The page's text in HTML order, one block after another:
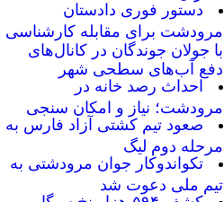
دستور فوری دادستان
مرودشت برای مقابله کارشناسی
با جولان جوندگان در کانال‌های
دفع آب‌های سطحی شهر
احداث رصد خانه در
مرودشت؛ نیاز و امکان سنجی
صعود تیم کشتی آزاد فارس به
مرحله دوم لیگ
تکواندوکار جوان مرودشتی به
تیم ملی دعوت شد